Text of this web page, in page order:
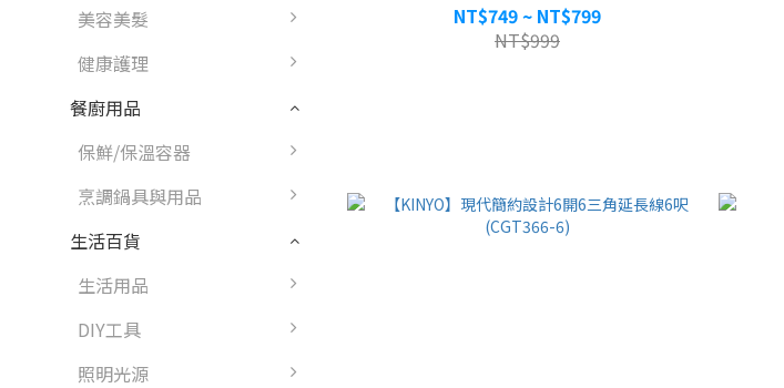
美容美髮
健康護理
餐廚用品
保鮮/保溫容器
烹調鍋具與用品
生活百貨
生活用品
DIY工具
照明光源
NT$749 ~ NT$799
NT$999